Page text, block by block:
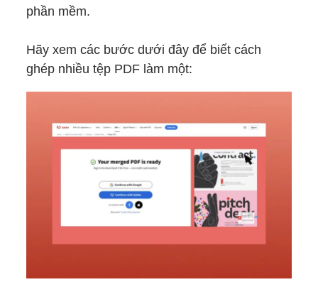
phần mềm.
Hãy xem các bước dưới đây để biết cách
ghép nhiều tệp PDF làm một: